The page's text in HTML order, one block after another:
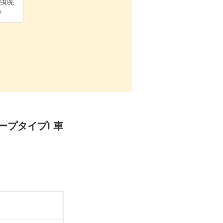
却先
プタイプI 車